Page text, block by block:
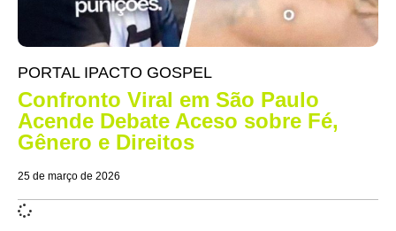
PORTAL IPACTO GOSPEL
Confronto Viral em São Paulo
Acende Debate Aceso sobre Fé,
Gênero e Direitos
25 de março de 2026